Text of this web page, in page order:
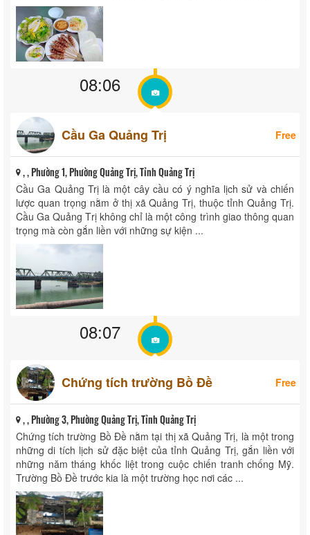
08:06
Cầu Ga Quảng Trị Free
, , Phường 1, Phường Quảng Trị, Tỉnh Quảng Trị
Cầu Ga Quảng Trị là một cây cầu có ý nghĩa lịch sử và chiến
lược quan trọng nằm ở thị xã Quảng Trị, thuộc tỉnh Quảng Trị.
Cầu Ga Quảng Trị không chỉ là một công trình giao thông quan
trọng mà còn gắn liền với những sự kiện ...
08:07
Chứng tích trường Bồ Đề Free
, , Phường 3, Phường Quảng Trị, Tỉnh Quảng Trị
Chứng tích trường Bồ Đề nằm tại thị xã Quảng Trị, là một trong
những di tích lịch sử đặc biệt của tỉnh Quảng Trị, gắn liền với
những năm tháng khốc liệt trong cuộc chiến tranh chống Mỹ.
Trường Bồ Đề trước kia là một trường học nơi các ...